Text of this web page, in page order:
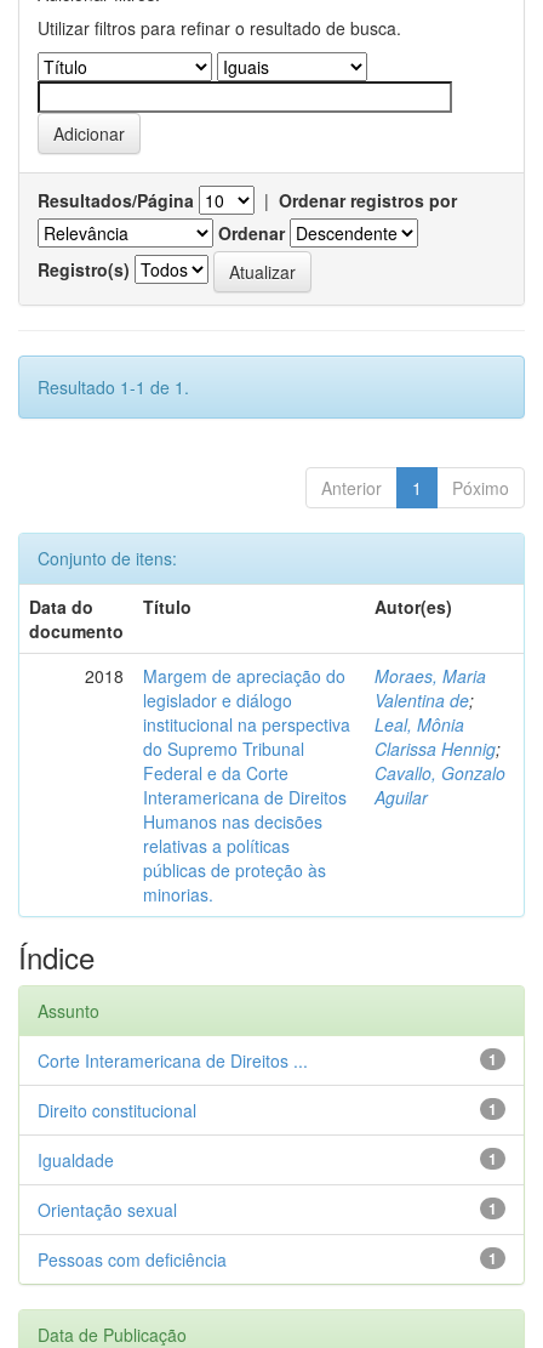
Utilizar filtros para refinar o resultado de busca.
Resultados/Página | Ordenar registros por
Ordenar
Registro(s)
Resultado 1-1 de 1.
Anterior 1 Póximo
Conjunto de itens:
Data do
documento
Título Autor(es)
2018
Margem de apreciação do
legislador e diálogo
institucional na perspectiva
do Supremo Tribunal
Federal e da Corte
Interamericana de Direitos
Humanos nas decisões
relativas a políticas
públicas de proteção às
minorias.
Moraes, Maria
Valentina de;
Leal, Mônia
Clarissa Hennig;
Cavallo, Gonzalo
Aguilar
Índice
Assunto
1
Corte Interamericana de Direitos ...
1
Direito constitucional
1
Igualdade
1
Orientação sexual
1
Pessoas com deficiência
Data de Publicação